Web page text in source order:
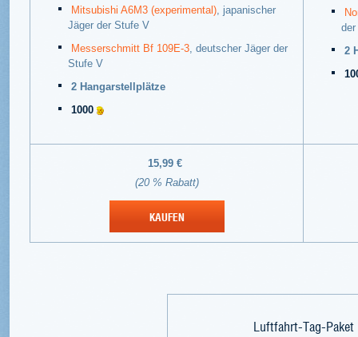
Mitsubishi A6M3 (experimental), japanischer
Jäger der Stufe V
Messerschmitt Bf 109E-3, deutscher Jäger der
Stufe V
2 Hangarstellplätze
1000
2
15,99 €
(20 % Rabatt)
KAUFEN
Luftfahrt-Tag-Paket